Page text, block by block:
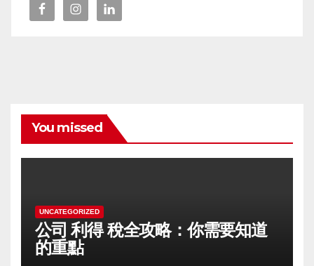
You missed
UNCATEGORIZED
公司 利得 稅全攻略：你需要知道
的重點